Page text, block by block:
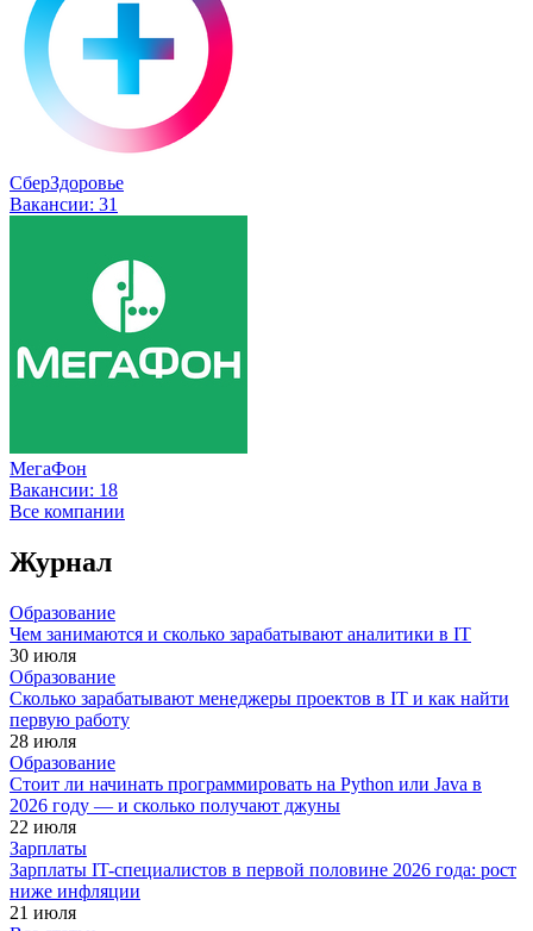
СберЗдоровье
Вакансии: 31
МегаФон
Вакансии: 18
Все компании
Журнал
Образование
Чем занимаются и сколько зарабатывают аналитики в IT
30 июля
Образование
Сколько зарабатывают менеджеры проектов в IT и как найти
первую работу
28 июля
Образование
Стоит ли начинать программировать на Python или Java в
2026 году — и сколько получают джуны
22 июля
Зарплаты
Зарплаты IT-специалистов в первой половине 2026 года: рост
ниже инфляции
21 июля